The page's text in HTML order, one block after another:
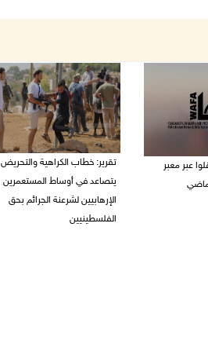
عبر معبر
تقرير: خطاب الكراهية والتحريض
يتصاعد في أوساط المستعمرين
الإرهابيين لشرعنة الجرائم بحق
الفلسطينيين